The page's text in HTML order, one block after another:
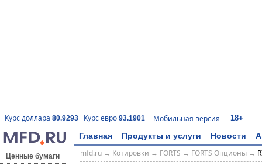
Курс доллара 80.9293 Курс евро 93.1901 Мобильная версия 18+
Главная Продукты и услуги Новости
Ценные бумаги
mfd.ru→ Котировки → FORTS → FORTS Опционы→